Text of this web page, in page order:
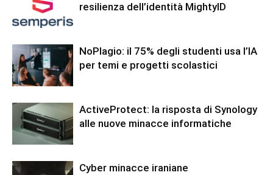
resilienza dell’identità MightyID
NoPlagio: il 75% degli studenti usa l’IA
per temi e progetti scolastici
ActiveProtect: la risposta di Synology
alle nuove minacce informatiche
Cyber minacce iraniane